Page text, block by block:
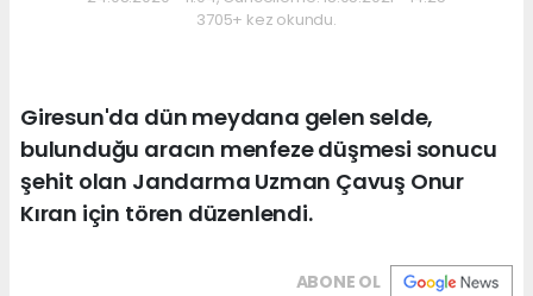
3705+ kez okundu.
Giresun'da dün meydana gelen selde,
bulunduğu aracın menfeze düşmesi sonucu
şehit olan Jandarma Uzman Çavuş Onur
Kıran için tören düzenlendi.
ABONE OL